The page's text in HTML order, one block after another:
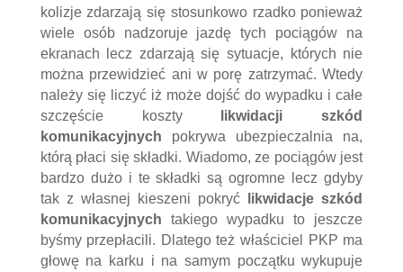
kolizje zdarzają się stosunkowo rzadko ponieważ
wiele osób nadzoruje jazdę tych pociągów na
ekranach lecz zdarzają się sytuacje, których nie
można przewidzieć ani w porę zatrzymać. Wtedy
należy się liczyć iż może dojść do wypadku i całe
szczęście koszty
likwidacji szkód
komunikacyjnych pokrywa ubezpieczalnia na,
którą płaci się składki. Wiadomo, ze pociągów jest
bardzo dużo i te składki są ogromne lecz gdyby
tak z własnej kieszeni pokryć
likwidacje szkód
komunikacyjnych takiego wypadku to jeszcze
byśmy przepłacili. Dlatego też właściciel PKP ma
głowę na karku i na samym początku wykupuje